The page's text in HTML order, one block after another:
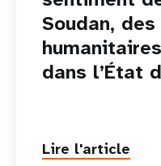
Soudan,
dans l’État
Lire l'article